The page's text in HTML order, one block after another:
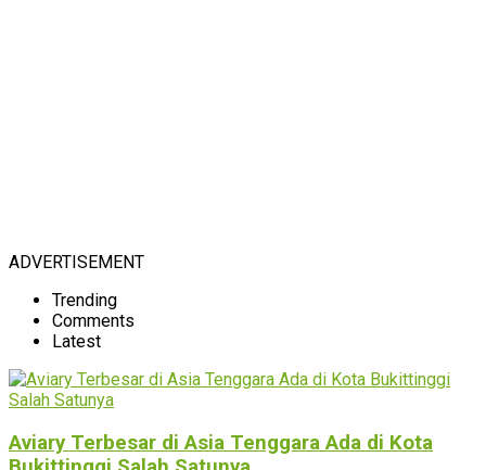
ADVERTISEMENT
Trending
Comments
Latest
Aviary Terbesar di Asia Tenggara Ada di Kota